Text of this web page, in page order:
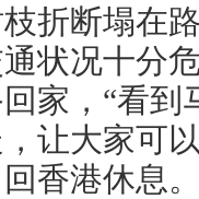
折断塌在
状况十分
家，“看
让大家可
香港休息